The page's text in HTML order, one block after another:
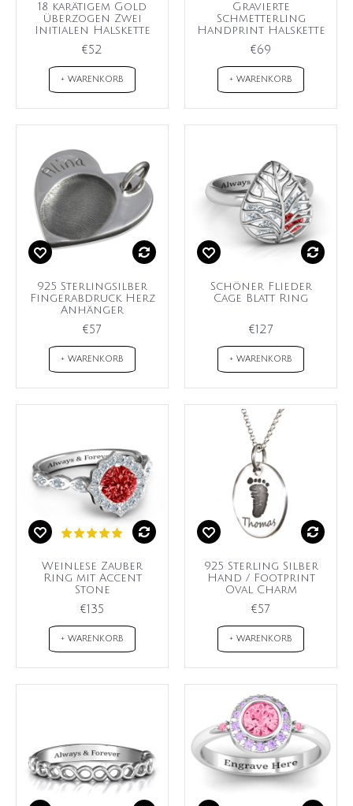
18 karätigem Gold
überzogen Zwei
Initialen Halskette
€52
+ WARENKORB
Gravierte
Schmetterling
Handprint Halskette
€69
+ WARENKORB
925 Sterlingsilber
Fingerabdruck Herz
Anhänger
€57
+ WARENKORB
Schöner Flieder
Cage Blatt Ring
€127
+ WARENKORB
Weinlese Zauber
Ring mit Accent
Stone
€135
+ WARENKORB
925 Sterling Silber
Hand / Footprint
Oval Charm
€57
+ WARENKORB